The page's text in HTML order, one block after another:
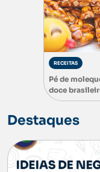
RECEITAS
Pé de
doce
Destaques